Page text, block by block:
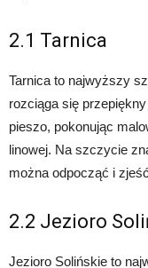
2.1 Tarnica
Tarnica to najwyższy
rozciąga się
pieszo, pokonując
linowej. Na szczycie
można odpocząć i
2.2 Jezioro
Jezioro Solińskie to